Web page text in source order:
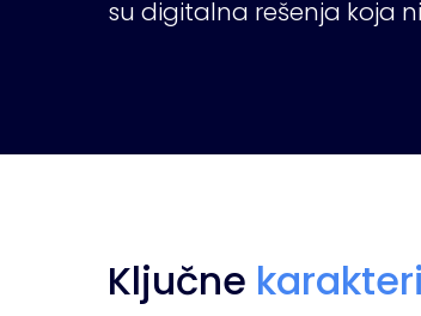
su digitalna rešenja koja
Ključne